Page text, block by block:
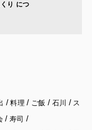
り につ
/料理 / ご飯 / 石川 / ス
/ 寿司 /